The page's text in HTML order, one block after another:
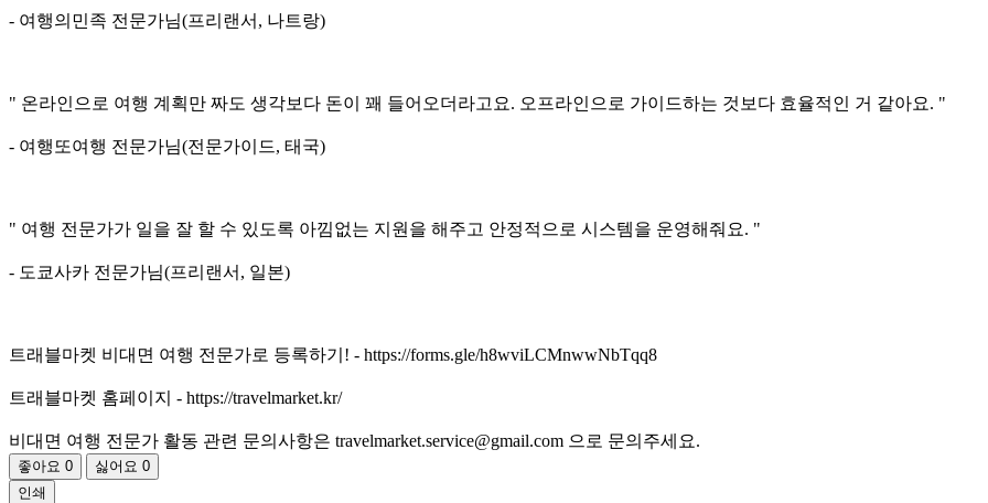
- 여행의민족 전문가님(프리랜서, 나트랑)
" 온라인으로 여행 계획만 짜도 생각보다 돈이 꽤 들어오더라고요. 오프라인으로 가이드하는 것보다 효율적인 거 같아요. "
- 여행또여행 전문가님(전문가이드, 태국)
" 여행 전문가가 일을 잘 할 수 있도록 아낌없는 지원을 해주고 안정적으로 시스템을 운영해줘요. "
- 도쿄사카 전문가님(프리랜서, 일본)
트래블마켓 비대면 여행 전문가로 등록하기! - https://forms.gle/h8wviLCMnwwNbTqq8
트래블마켓 홈페이지 - https://travelmarket.kr/
비대면 여행 전문가 활동 관련 문의사항은 travelmarket.service@gmail.com 으로 문의주세요.
좋아요 0 싫어요 0
인쇄